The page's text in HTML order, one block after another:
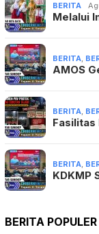
BERITA
Melalui
BERITA,
AMOS
BERITA,
Fasilitas
BERITA,
KDKMP
BERITA POPULER